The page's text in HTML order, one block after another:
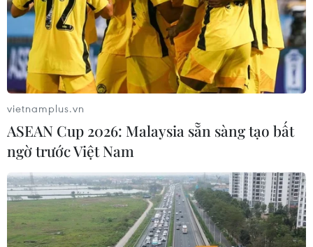
Trung Quốc cấp phép cho công ty tài
chính tiêu dùng thuộc Ant Group
04/06/2021 03:51
vietnamplus.vn
ASEAN Cup 2026: Malaysia sẵn sàng tạo bất
ngờ trước Việt Nam